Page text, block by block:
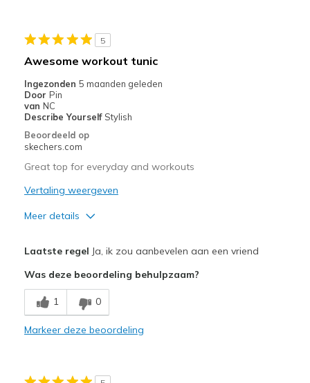
Feels true to width
Sizing
Feels true to size
5
Awesome workout tunic
Ingezonden 5 maanden geleden
Door Pin
van NC
Describe Yourself Stylish
Beoordeeld op
skechers.com
Great top for everyday and workouts
Vertaling weergeven
Meer details
Comfortable
Durable
View On Shoes
I'm Into Shoes
Laatste regel Ja, ik zou aanbevelen aan een vriend
Was deze beoordeling behulpzaam?
1 0
Markeer deze beoordeling